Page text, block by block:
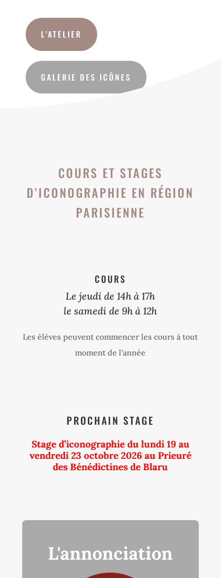
L'ATELIER
GALERIE DES ICÔNES
COURS ET STAGES
D’ICONOGRAPHIE EN RÉGION
PARISIENNE
COURS
Le jeudi de 14h à 17h
le samedi de 9h à 12h
Les élèves peuvent commencer les cours à tout
moment de l’année
PROCHAIN STAGE
Stage d’iconographie du lundi 19 au
vendredi 23 octobre 2026 au Prieuré
des Bénédictines de Blaru
L'annonciation